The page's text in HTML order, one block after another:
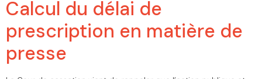
Calcul du délai de
prescription en matière de
presse